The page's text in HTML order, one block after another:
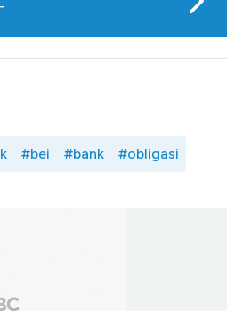
#bei #bank #obligasi